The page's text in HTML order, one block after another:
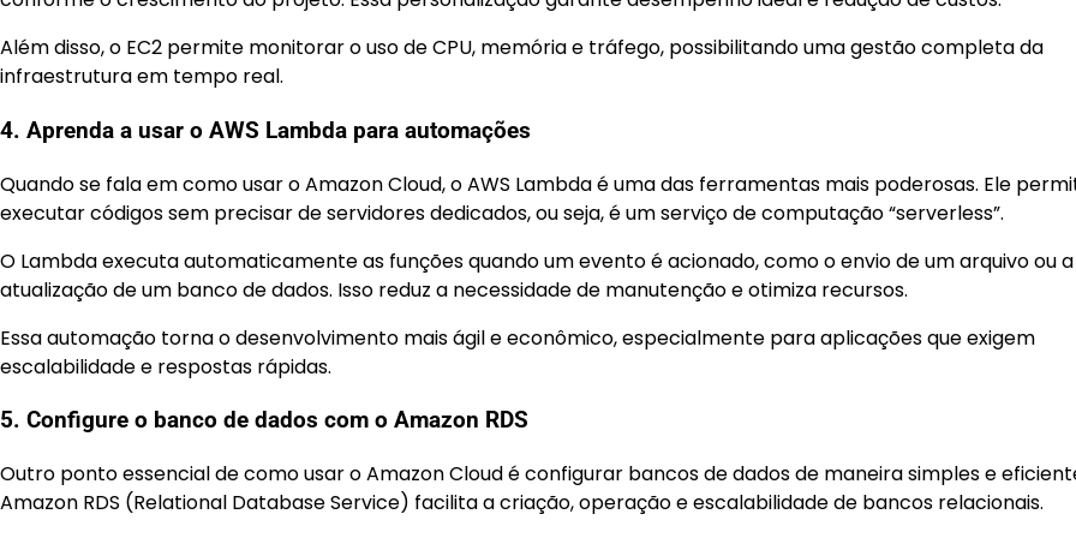
Além disso, o EC2 permite monitorar o uso de CPU, memória e tráfego, possibilitando uma gestão completa da
infraestrutura em tempo real.
4. Aprenda a usar o AWS Lambda para automações
Quando se fala em como usar o Amazon Cloud, o AWS Lambda é uma das ferramentas mais poderosas. Ele
executar códigos sem precisar de servidores dedicados, ou seja, é um serviço de computação “serverless”.
O Lambda executa automaticamente as funções quando um evento é acionado, como o envio de um arquivo ou a
atualização de um banco de dados. Isso reduz a necessidade de manutenção e otimiza recursos.
Essa automação torna o desenvolvimento mais ágil e econômico, especialmente para aplicações que exigem
escalabilidade e respostas rápidas.
5. Configure o banco de dados com o Amazon RDS
Outro ponto essencial de como usar o Amazon Cloud é configurar bancos de dados de maneira simples e
Amazon RDS (Relational Database Service) facilita a criação, operação e escalabilidade de bancos relacionais.